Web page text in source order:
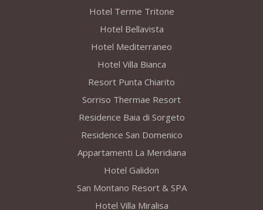
Hotel Terme Tritone
Hotel Bellavista
Hotel Mediterraneo
Hotel Villa Bianca
Resort Punta Chiarito
Sorriso Thermae Resort
Residence Baia di Sorgeto
Residence San Domenico
Appartamenti La Meridiana
Hotel Galidon
San Montano Resort & SPA
Hotel Villa Miralisa